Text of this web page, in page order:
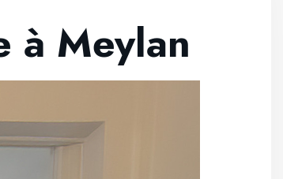
à Meylan